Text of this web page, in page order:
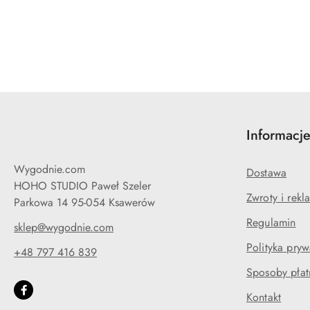
Wygodnie.com
HOHO STUDIO Paweł Szeler
Parkowa 14 95-054 Ksawerów
sklep@wygodnie.com
+48 797 416 839
Informacje
Dostawa
Zwroty i
Regulamin
Polityka
Sposoby
Kontakt